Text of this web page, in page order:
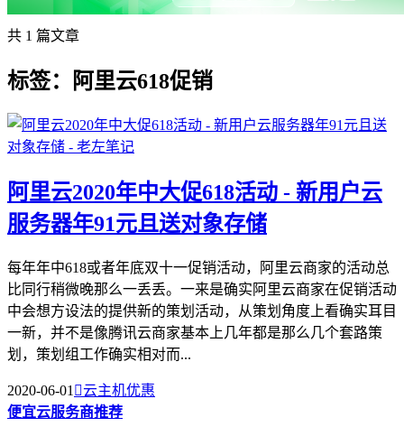
共 1 篇文章
标签：阿里云618促销
阿里云2020年中大促618活动 - 新用户云
服务器年91元且送对象存储
每年年中618或者年底双十一促销活动，阿里云商家的活动总
比同行稍微晚那么一丢丢。一来是确实阿里云商家在促销活动
中会想方设法的提供新的策划活动，从策划角度上看确实耳目
一新，并不是像腾讯云商家基本上几年都是那么几个套路策
划，策划组工作确实相对而...
2020-06-01 云主机优惠
便宜云服务商推荐